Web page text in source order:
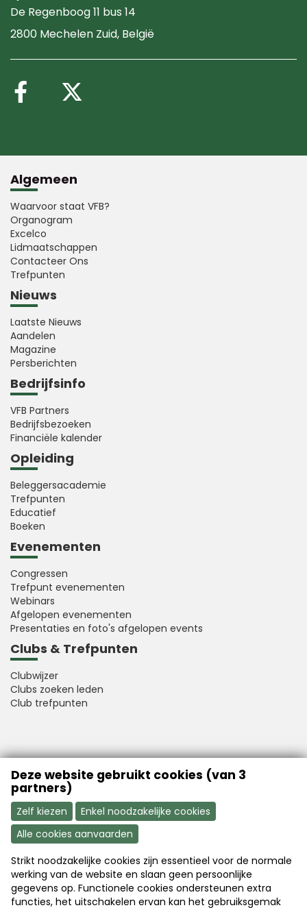
De Regenboog 11 bus 14
2800 Mechelen Zuid, België
Volg ons op Facebook
Algemeen
Waarvoor staat VFB?
Organogram
Excelco
Lidmaatschappen
Contacteer Ons
Trefpunten
Nieuws
Laatste Nieuws
Aandelen
Magazine
Persberichten
Bedrijfsinfo
VFB Partners
Bedrijfsbezoeken
Financiële kalender
Opleiding
Beleggersacademie
Trefpunten
Educatief
Boeken
Evenementen
Congressen
Trefpunt evenementen
Webinars
Afgelopen evenementen
Presentaties en foto's afgelopen events
Clubs & Trefpunten
Clubwijzer
Clubs zoeken leden
Club trefpunten
VFB is a member of Better Finance
Aanmelden Word nu lid
Deze website gebruikt cookies (van 3
partners)
Zelf kiezen
Enkel noodzakelijke cookies
Alle cookies aanvaarden
Strikt noodzakelijke cookies zijn essentieel voor de normale
werking van de website en slaan geen persoonlijke
gegevens op. Functionele cookies ondersteunen extra
functies, het uitschakelen ervan kan het gebruiksgemak